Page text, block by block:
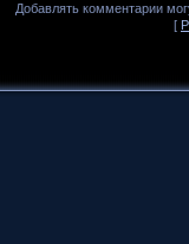
Добавлять комментарии
[